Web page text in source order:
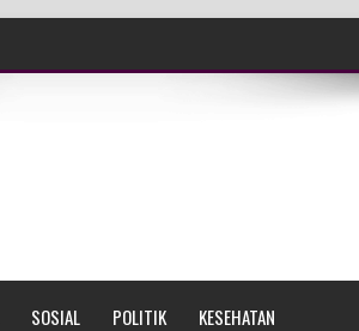
SOSIAL POLITIK KESEHATAN